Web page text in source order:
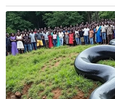
pembaikan jalan luar
menjadi penghalang
"Saya mencadangkan
dapat diambil tindakan
isu infrastruktur jalan
Segama, Kampung
Sepadulang, jalan raya